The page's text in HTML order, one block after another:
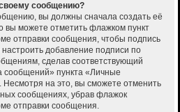
сообщению?
вы должны сначала создать её
вы можете отметить флажком пункт
отправки сообщения, чтобы подпись
добавление подписи по
сделав соответствующий
сообщений» пункта «Личные
Несмотря на это, вы сможете отменить
сообщениях, убрав флажок
отправки сообщения.